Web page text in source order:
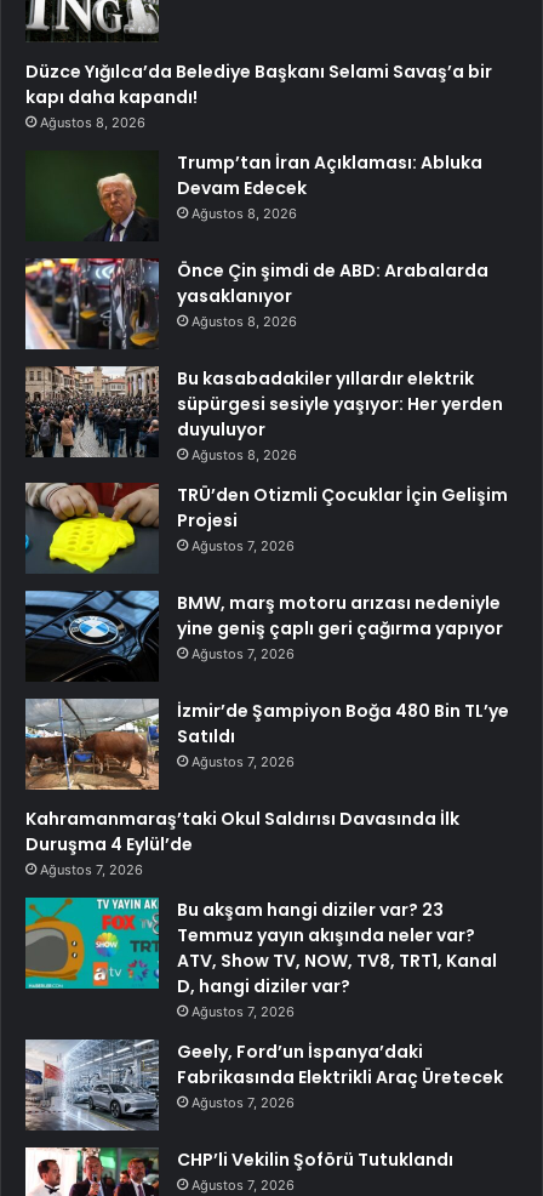
Düzce Yığılca’da Belediye Başkanı Selami Savaş’a bir
kapı daha kapandı!
Ağustos 8, 2026
Trump’tan İran Açıklaması: Abluka
Devam Edecek
Ağustos 8, 2026
Önce Çin şimdi de ABD: Arabalarda
yasaklanıyor
Ağustos 8, 2026
Bu kasabadakiler yıllardır elektrik
süpürgesi sesiyle yaşıyor: Her yerden
duyuluyor
Ağustos 8, 2026
TRÜ’den Otizmli Çocuklar İçin Gelişim
Projesi
Ağustos 7, 2026
BMW, marş motoru arızası nedeniyle
yine geniş çaplı geri çağırma yapıyor
Ağustos 7, 2026
İzmir’de Şampiyon Boğa 480 Bin TL’ye
Satıldı
Ağustos 7, 2026
Kahramanmaraş’taki Okul Saldırısı Davasında İlk
Duruşma 4 Eylül’de
Ağustos 7, 2026
Bu akşam hangi diziler var? 23
Temmuz yayın akışında neler var?
ATV, Show TV, NOW, TV8, TRT1, Kanal
D, hangi diziler var?
Ağustos 7, 2026
Geely, Ford’un İspanya’daki
Fabrikasında Elektrikli Araç Üretecek
Ağustos 7, 2026
CHP’li Vekilin Şoförü Tutuklandı
Ağustos 7, 2026